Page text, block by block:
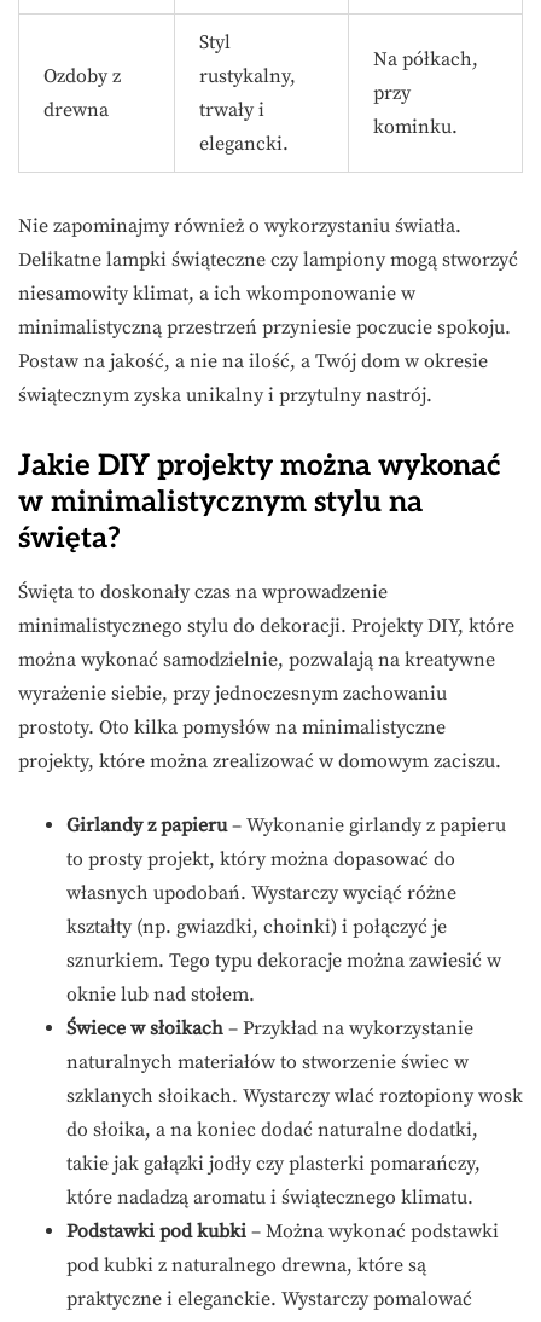
Ozdoby z
drewna
Styl
rustykalny,
trwały i
elegancki.
Na półkach,
przy
kominku.
Nie zapominajmy również o wykorzystaniu światła.
Delikatne lampki świąteczne czy lampiony mogą stworzyć
niesamowity klimat, a ich wkomponowanie w
minimalistyczną przestrzeń przyniesie poczucie spokoju.
Postaw na jakość, a nie na ilość, a Twój dom w okresie
świątecznym zyska unikalny i przytulny nastrój.
Jakie DIY projekty można wykonać
w minimalistycznym stylu na
święta?
Święta to doskonały czas na wprowadzenie
minimalistycznego stylu do dekoracji. Projekty DIY, które
można wykonać samodzielnie, pozwalają na kreatywne
wyrażenie siebie, przy jednoczesnym zachowaniu
prostoty. Oto kilka pomysłów na minimalistyczne
projekty, które można zrealizować w domowym zaciszu.
Girlandy z papieru– Wykonanie girlandy z papieru
to prosty projekt, który można dopasować do
własnych upodobań. Wystarczy wyciąć różne
kształty (np. gwiazdki, choinki) i połączyć je
sznurkiem. Tego typu dekoracje można zawiesić w
oknie lub nad stołem.
Świece w słoikach – Przykład na wykorzystanie
naturalnych materiałów to stworzenie świec w
szklanych słoikach. Wystarczy wlać roztopiony wosk
do słoika, a na koniec dodać naturalne dodatki,
takie jak gałązki jodły czy plasterki pomarańczy,
które nadadzą aromatu i świątecznego klimatu.
Podstawki pod kubki – Można wykonać podstawki
pod kubki z naturalnego drewna, które są
praktyczne i eleganckie. Wystarczy pomalować